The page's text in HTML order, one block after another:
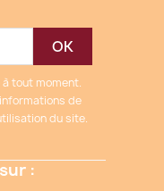
tout moment.
de
du site.
: